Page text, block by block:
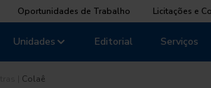
Oportunidades de Trabalho Licitações e
Unidades Editorial Serviços
Colaê